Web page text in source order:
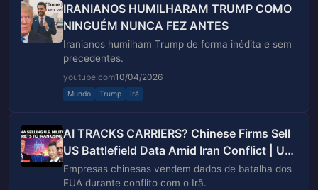
IRANIANOS HUMILHARAM TRUMP COMO
NINGUÉM NUNCA FEZ ANTES
Iranianos humilham Trump de forma inédita e sem
precedentes.
youtube.com10/04/2026
Mundo Trump Irã
AI TRACKS CARRIERS? Chinese Firms Sell
US Battlefield Data Amid Iran Conflict | US-
Iran War
Empresas chinesas vendem dados de batalha dos
EUA durante conflito com o Irã.